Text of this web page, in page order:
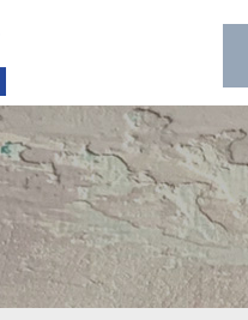
役員・会員名簿 事務局より